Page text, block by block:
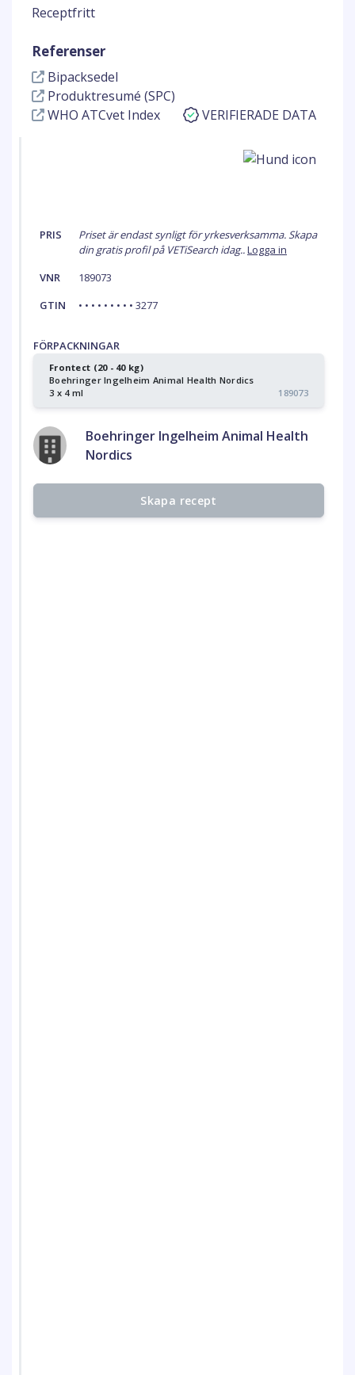
Receptfritt
Referenser
Bipacksedel
Produktresumé (SPC)
WHO ATCvet Index
VERIFIERADE DATA
PRIS
Priset är endast synligt för yrkesverksamma. Skapa
din gratis profil på VETiSearch idag..Logga in
VNR
189073
GTIN
• • • • • • • • • 3277
FÖRPACKNINGAR
Frontect (20 - 40 kg)
Boehringer Ingelheim Animal Health Nordics
3 x 4 ml
189073
Boehringer Ingelheim Animal Health
Nordics
Skapa recept